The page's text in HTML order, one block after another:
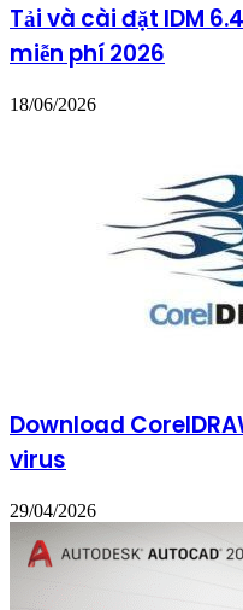
Tải và cài đặt IDM
miễn phí 2026
18/06/2026
Download
virus
29/04/2026